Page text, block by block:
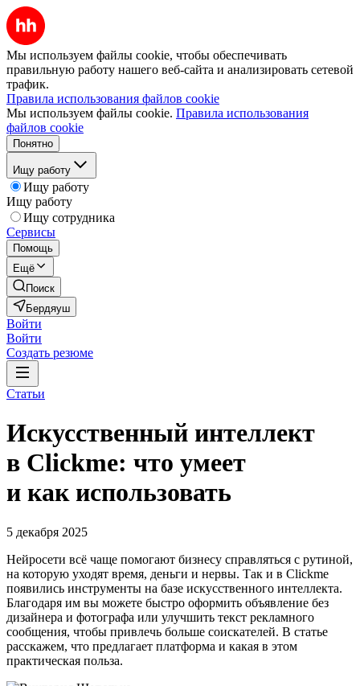
Мы используем файлы cookie, чтобы обеспечивать
правильную работу нашего веб-сайта и анализировать сетевой
трафик.
Правила использования файлов cookie
Мы используем файлы cookie. Правила использования
файлов cookie
Понятно
Ищу работу
Ищу работу
Ищу работу
Ищу сотрудника
Сервисы
Помощь
Ещё
Поиск
Бердяуш
Войти
Войти
Создать резюме
Статьи
Искусственный интеллект
в Clickme: что умеет
и как использовать
5 декабря 2025
Нейросети всё чаще помогают бизнесу справляться с рутиной,
на которую уходят время, деньги и нервы. Так и в Clickme
появились инструменты на базе искусственного интеллекта.
Благодаря им вы можете быстро оформить объявление без
дизайнера и фотографа или улучшить текст рекламного
сообщения, чтобы привлечь больше соискателей. В статье
расскажем, что предлагает платформа и какая в этом
практическая польза.